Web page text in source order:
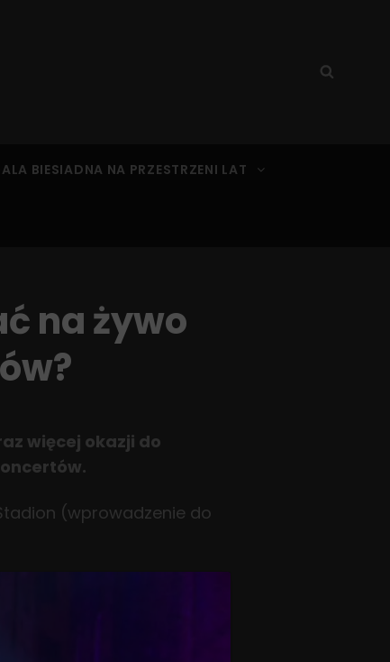
Search
BIESIADNA NA PRZESTRZENI LAT
na żywo
więcej okazji do
(wprowadzenie do